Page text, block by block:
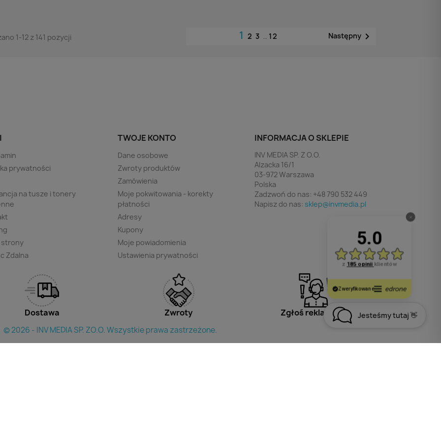
1-12 z 141 pozycji 1 2 3 … 12 Następny
prywatności
na tusze i tonery
strony
Zdalna
TWOJE KONTO
Dane osobowe
Zwroty produktów
Zamówienia
Moje pokwitowania - korekty
płatności
Adresy
Kupony
Moje powiadomienia
Ustawienia prywatności
INFORMACJA O SKLEPIE
INV MEDIA SP. Z O.O.
Alzacka 16/1
03-972 Warszawa
Polska
Zadzwoń do nas: +48 790 532 449
Napisz do nas: sklep@invmedia.pl
Jesteśmy tutaj 👋
Dostawa Zwroty Zgłoś reklamację
© 2026 - INV MEDIA SP. ZO.O. Wszystkie prawa zastrzeżone.